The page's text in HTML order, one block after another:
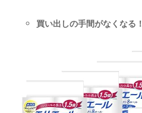
買い出しの手間がなくなる！